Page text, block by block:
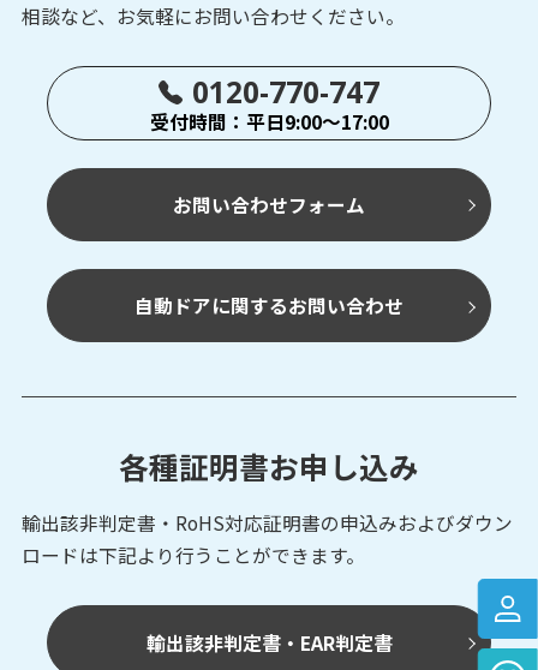
相談など、お気軽にお問い合わせください。
0120-770-747
受付時間：平日9:00～17:00
お問い合わせフォーム
自動ドアに関するお問い合わせ
各種証明書お申し込み
輸出該非判定書・RoHS対応証明書の申込みおよびダウン
ロードは下記より行うことができます。
輸出該非判定書・EAR判定書